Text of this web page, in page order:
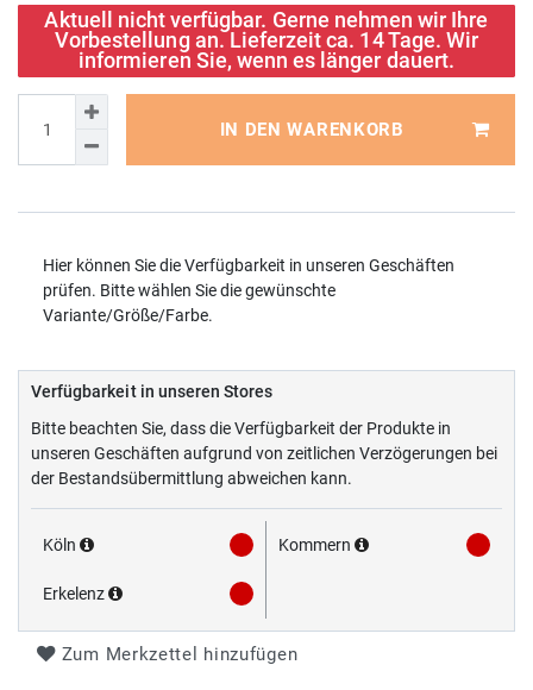
Aktuell nicht verfügbar. Gerne nehmen wir Ihre
Vorbestellung an. Lieferzeit ca. 14 Tage. Wir
informieren Sie, wenn es länger dauert.
IN DEN WARENKORB
Hier können Sie die Verfügbarkeit in unseren Geschäften
prüfen. Bitte wählen Sie die gewünschte
Variante/Größe/Farbe.
Verfügbarkeit in unseren Stores
Bitte beachten Sie, dass die Verfügbarkeit der Produkte in
unseren Geschäften aufgrund von zeitlichen Verzögerungen bei
der Bestandsübermittlung abweichen kann.
Köln Kommern
Erkelenz
Zum Merkzettel hinzufügen